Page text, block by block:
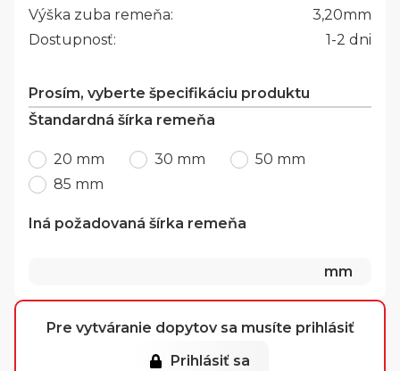
Výška zuba remeňa:
3,20mm
Dostupnosť:
1-2 dni
Prosím, vyberte špecifikáciu produktu
Štandardná šírka remeňa
20 mm 30 mm
50 mm
85 mm
Iná požadovaná šírka remeňa
mm
Pre vytváranie dopytov sa musíte prihlásiť
Prihlásiť sa